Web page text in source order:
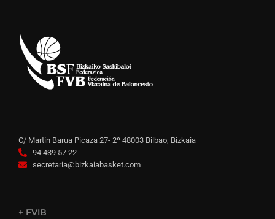
C/ Martín Barua Picaza 27- 2º 48003 Bilbao, Bizkaia
94 439 57 22
secretaria@bizkaiabasket.com
+ FVIB